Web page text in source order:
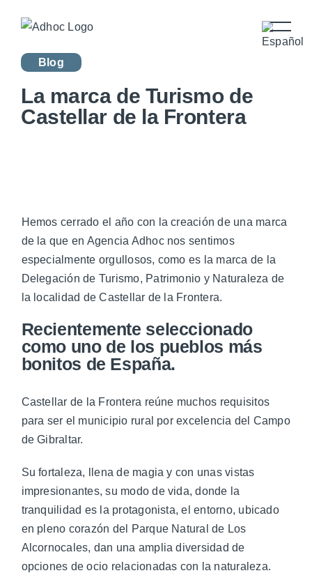
Blog
La marca de Turismo de
Castellar de la Frontera
Hemos cerrado el año con la creación de una marca
de la que en Agencia Adhocnos sentimos
especialmente orgullosos, como es la marca de la
Delegación de Turismo, Patrimonio y Naturaleza de
la localidad de Castellar de la Frontera.
Recientemente seleccionado
como uno de los pueblos más
bonitos de España.
Castellar de la Frontera reúne muchos requisitos
para ser el municipio rural por excelencia del Campo
de Gibraltar.
Su fortaleza, llena de magia y con unas vistas
impresionantes, su modo de vida, donde la
tranquilidad es la protagonista, el entorno, ubicado
en pleno corazón del Parque Natural de Los
Alcornocales, dan una amplia diversidad de
opciones de ocio relacionadas con la naturaleza.